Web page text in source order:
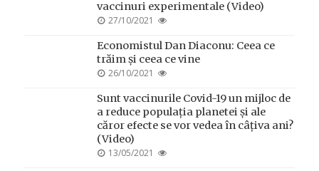
vaccinuri experimentale (Video)
POSTED
27/10/2021
Economistul Dan Diaconu: Ceea ce
trăim și ceea ce vine
POSTED
26/10/2021
Sunt vaccinurile Covid-19 un mijloc de
a reduce populația planetei și ale
căror efecte se vor vedea în câțiva ani?
(Video)
POSTED
13/05/2021